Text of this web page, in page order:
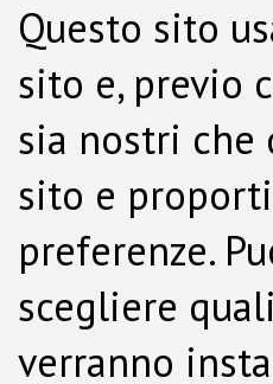
Questo sito
sito e, previo
sia nostri che
sito e
preferenze.
scegliere
verranno